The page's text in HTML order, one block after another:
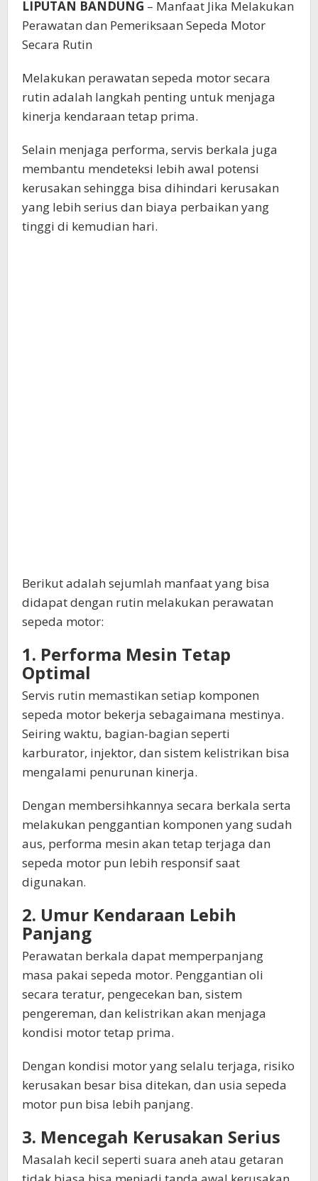
LIPUTAN BANDUNG – Manfaat Jika Melakukan
Perawatan dan Pemeriksaan Sepeda Motor
Secara Rutin
Melakukan perawatan sepeda motor secara
rutin adalah langkah penting untuk menjaga
kinerja kendaraan tetap prima.
Selain menjaga performa, servis berkala juga
membantu mendeteksi lebih awal potensi
kerusakan sehingga bisa dihindari kerusakan
yang lebih serius dan biaya perbaikan yang
tinggi di kemudian hari.
Berikut adalah sejumlah manfaat yang bisa
didapat dengan rutin melakukan perawatan
sepeda motor:
1. Performa Mesin Tetap
Optimal
Servis rutin memastikan setiap komponen
sepeda motor bekerja sebagaimana mestinya.
Seiring waktu, bagian-bagian seperti
karburator, injektor, dan sistem kelistrikan bisa
mengalami penurunan kinerja.
Dengan membersihkannya secara berkala serta
melakukan penggantian komponen yang sudah
aus, performa mesin akan tetap terjaga dan
sepeda motor pun lebih responsif saat
digunakan.
2. Umur Kendaraan Lebih
Panjang
Perawatan berkala dapat memperpanjang
masa pakai sepeda motor. Penggantian oli
secara teratur, pengecekan ban, sistem
pengereman, dan kelistrikan akan menjaga
kondisi motor tetap prima.
Dengan kondisi motor yang selalu terjaga, risiko
kerusakan besar bisa ditekan, dan usia sepeda
motor pun bisa lebih panjang.
3. Mencegah Kerusakan Serius
Masalah kecil seperti suara aneh atau getaran